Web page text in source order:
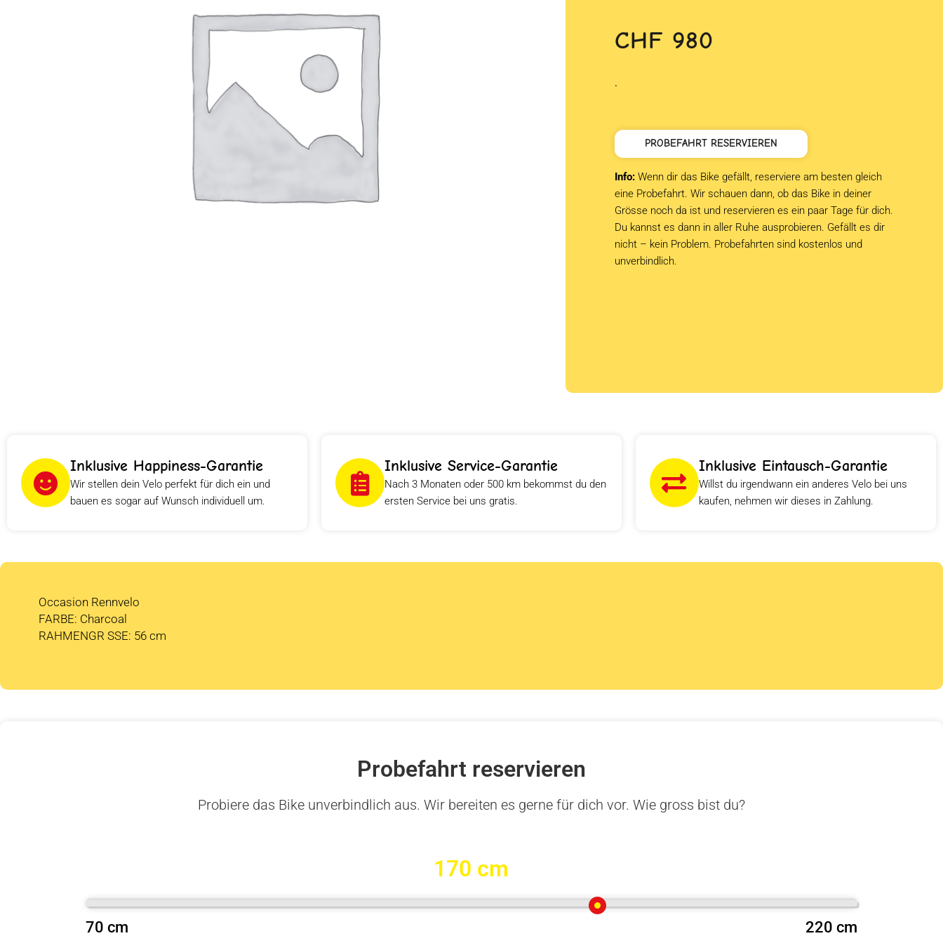
CHF 980
.
PROBEFAHRT RESERVIEREN
Info: Wenn dir das Bike gefällt, reserviere am besten gleich
eine Probefahrt. Wir schauen dann, ob das Bike in deiner
Grösse noch da ist und reservieren es ein paar Tage für dich.
Du kannst es dann in aller Ruhe ausprobieren. Gefällt es dir
nicht – kein Problem. Probefahrten sind kostenlos und
unverbindlich.
Inklusive Happiness-Garantie
Wir stellen dein Velo perfekt für dich ein und
bauen es sogar auf Wunsch individuell um.
Inklusive Service-Garantie
Nach 3 Monaten oder 500 km bekommst du den
ersten Service bei uns gratis.
Inklusive Eintausch-Garantie
Willst du irgendwann ein anderes Velo bei uns
kaufen, nehmen wir dieses in Zahlung.
Occasion Rennvelo
FARBE: Charcoal
RAHMENGR SSE: 56 cm
Probefahrt reservieren
Probiere das Bike unverbindlich aus. Wir bereiten es gerne für dich vor. Wie gross bist du?
170 cm
70 cm 220 cm